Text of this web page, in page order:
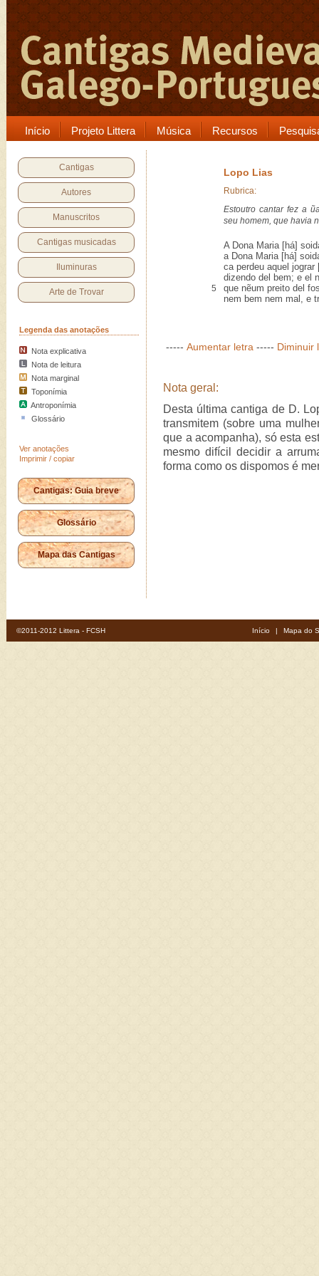
Início Projeto Littera Música Recursos
Cantigas
Autores
Manuscritos
Cantigas musicadas
Iluminuras
Arte de Trovar
Legenda das anotações
Nota explicativa
Nota de leitura
Nota marginal
Toponímia
Antroponímia
Glossário
Ver anotações
Imprimir / copiar
Cantigas: Guia breve
Glossário
Mapa das Cantigas
Lopo Lias
Rubrica:
Estoutro cantar fez a
seu homem, que havia
A Dona Maria [há]
a Dona Maria [há]
ca perdeu aquel jograr
dizendo del bem; e el
5
que nẽum preito del
nem bem nem mal, e
----- Aumentar letra ----- Diminuir
Nota geral:
Desta última cantiga de D.
transmitem (sobre uma
que a acompanha), só esta
mesmo difícil decidir a
forma como os dispomos é
©2011-2012 Littera - FCSH Início | Mapa do